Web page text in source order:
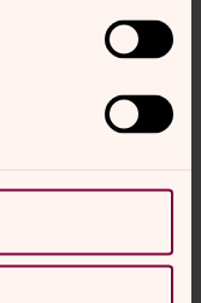
Gratisbiljetter
och café.Läs